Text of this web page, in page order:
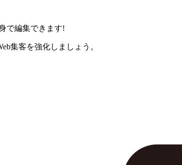
で編集できます!
集客を強化しましょう。